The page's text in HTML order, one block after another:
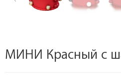
МИНИ Красный с